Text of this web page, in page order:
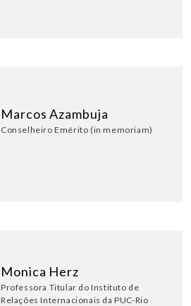
Marcos Azambuja
Conselheiro Emérito (in memoriam)
Monica Herz
Professora Titular do Instituto de
Relações Internacionais da PUC-Rio